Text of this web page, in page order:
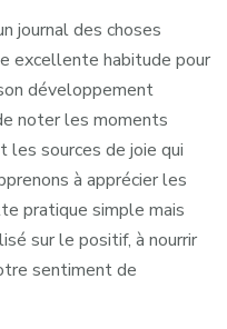
journal des choses
excellente habitude pour
développement
noter les moments
sources de joie qui
à apprécier les
pratique simple mais
sur le positif, à nourrir
sentiment de